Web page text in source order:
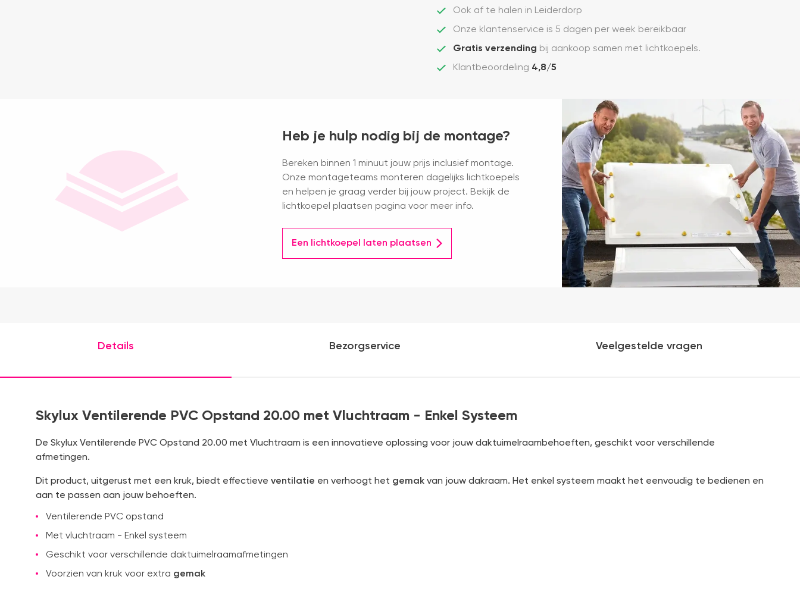
Ook af te halen in Leiderdorp
Onze klantenservice is 5 dagen per week bereikbaar
Gratis verzending bij aankoop samen met lichtkoepels.
Klantbeoordeling 4,8/5
Heb je hulp nodig bij de montage?
Bereken binnen 1 minuut jouw prijs inclusief montage.
Onze montageteams monteren dagelijks lichtkoepels
en helpen je graag verder bij jouw project. Bekijk de
lichtkoepel plaatsen pagina voor meer info.
Een lichtkoepel laten plaatsen
Details Bezorgservice Veelgestelde vragen
Skylux Ventilerende PVC Opstand 20.00 met Vluchtraam - Enkel Systeem
De Skylux Ventilerende PVC Opstand 20.00 met Vluchtraam is een innovatieve oplossing voor jouw daktuimelraambehoeften, geschikt voor verschillende
afmetingen.
Dit product, uitgerust met een kruk, biedt effectieve ventilatie en verhoogt het gemak van jouw dakraam. Het enkel systeem maakt het eenvoudig te bedienen en
aan te passen aan jouw behoeften.
Ventilerende PVC opstand
Met vluchtraam - Enkel systeem
Geschikt voor verschillende daktuimelraamafmetingen
Voorzien van kruk voor extra gemak